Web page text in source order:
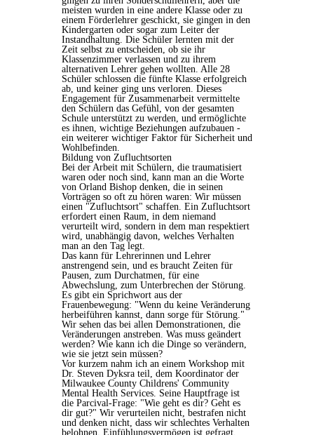
meisten wurden in eine andere Klasse oder zu
einem Förderlehrer geschickt, sie gingen in den
Kindergarten oder sogar zum Leiter der
Instandhaltung. Die Schüler lernten mit der
Zeit selbst zu entscheiden, ob sie ihr
Klassenzimmer verlassen und zu ihrem
alternativen Lehrer gehen wollten. Alle 28
Schüler schlossen die fünfte Klasse erfolgreich
ab, und keiner ging uns verloren. Dieses
Engagement für Zusammenarbeit vermittelte
den Schülern das Gefühl, von der gesamten
Schule unterstützt zu werden, und ermöglichte
es ihnen, wichtige Beziehungen aufzubauen -
ein weiterer wichtiger Faktor für Sicherheit und
Wohlbefinden.
Bildung von Zufluchtsorten
Bei der Arbeit mit Schülern, die traumatisiert
waren oder noch sind, kann man an die Worte
von Orland Bishop denken, die in seinen
Vorträgen so oft zu hören waren: Wir müssen
einen "Zufluchtsort" schaffen. Ein Zufluchtsort
erfordert einen Raum, in dem niemand
verurteilt wird, sondern in dem man respektiert
wird, unabhängig davon, welches Verhalten
man an den Tag legt.
Das kann für Lehrerinnen und Lehrer
anstrengend sein, und es braucht Zeiten für
Pausen, zum Durchatmen, für eine
Abwechslung, zum Unterbrechen der Störung.
Es gibt ein Sprichwort aus der
Frauenbewegung: "Wenn du keine Veränderung
herbeiführen kannst, dann sorge für Störung."
Wir sehen das bei allen Demonstrationen, die
Veränderungen anstreben. Was muss geändert
werden? Wie kann ich die Dinge so verändern,
wie sie jetzt sein müssen?
Vor kurzem nahm ich an einem Workshop mit
Dr. Steven Dyksra teil, dem Koordinator der
Milwaukee County Childrens' Community
Mental Health Services. Seine Hauptfrage ist
die Parcival-Frage: "Wie geht es dir? Geht es
dir gut?" Wir verurteilen nicht, bestrafen nicht
und denken nicht, dass wir schlechtes Verhalten
belohnen. Einfühlungsvermögen ist gefragt,